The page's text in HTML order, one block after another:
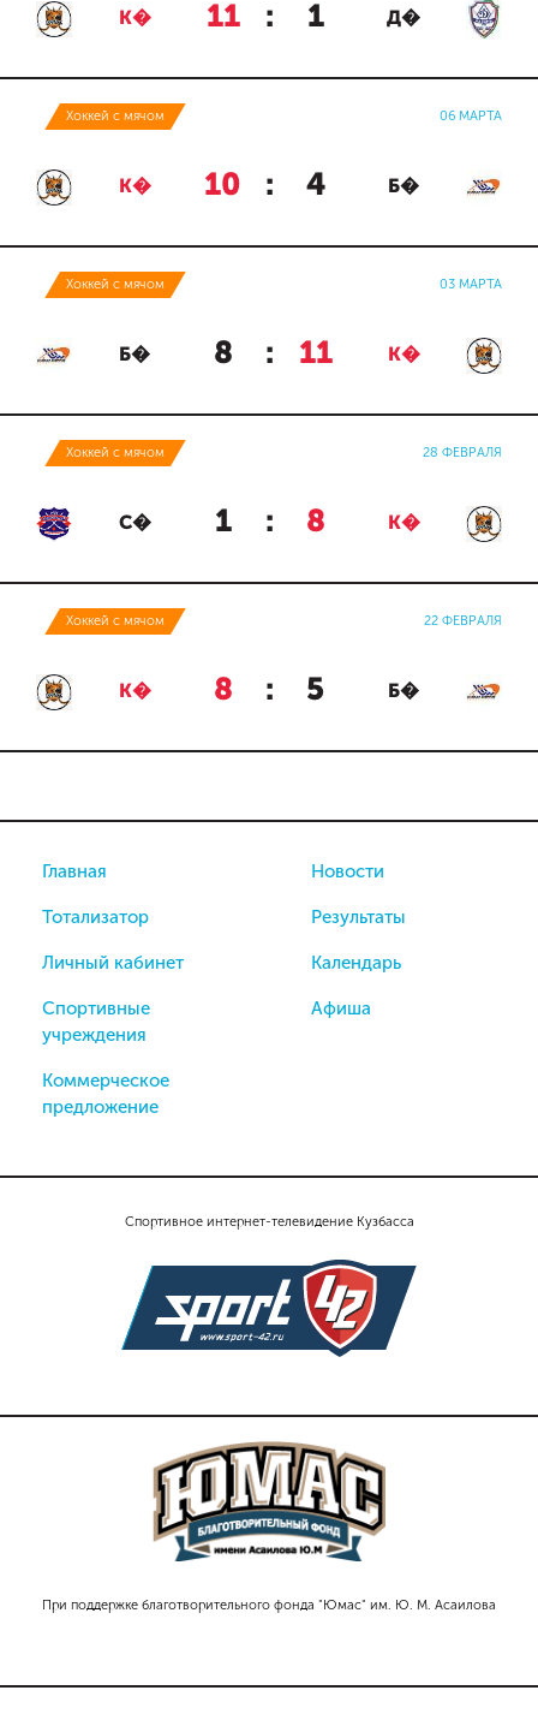
К� 11 : 1 Д�
Хоккей с мячом 06 МАРТА
К� 10 : 4 Б�
Хоккей с мячом 03 МАРТА
Б� 8 : 11 К�
Хоккей с мячом 28 ФЕВРАЛЯ
С� 1 : 8 К�
Хоккей с мячом 22 ФЕВРАЛЯ
К� 8 : 5 Б�
Спортивное интернет-телевидение Кузбасса
При поддержке благотворительного фонда "Юмас" им. Ю. М. Асаилова
Главная
Тотализатор
Личный кабинет
Спортивные
учреждения
Коммерческое
предложение
Новости
Результаты
Календарь
Афиша